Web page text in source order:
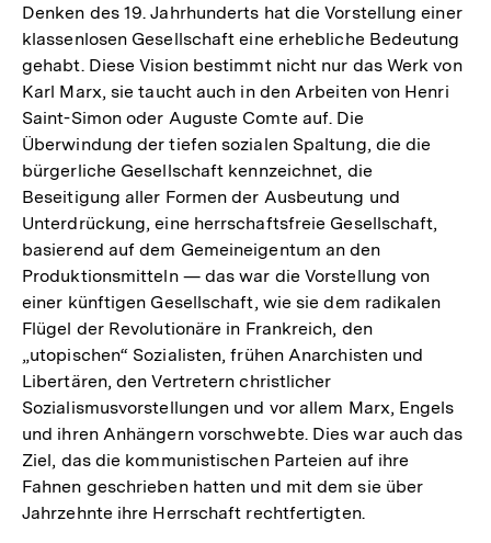
Denken des 19. Jahrhunderts hat die Vorstellung einer
klassenlosen Gesellschaft eine erhebliche Bedeutung
gehabt. Diese Vision bestimmt nicht nur das Werk von
Karl Marx, sie taucht auch in den Arbeiten von Henri
Saint-Simon oder Auguste Comte auf. Die
Überwindung der tiefen sozialen Spaltung, die die
bürgerliche Gesellschaft kennzeichnet, die
Beseitigung aller Formen der Ausbeutung und
Unterdrückung, eine herrschaftsfreie Gesellschaft,
basierend auf dem Gemeineigentum an den
Produktionsmitteln — das war die Vorstellung von
einer künftigen Gesellschaft, wie sie dem radikalen
Flügel der Revolutionäre in Frankreich, den
„utopischen“ Sozialisten, frühen Anarchisten und
Libertären, den Vertretern christlicher
Sozialismusvorstellungen und vor allem Marx, Engels
und ihren Anhängern vorschwebte. Dies war auch das
Ziel, das die kommunistischen Parteien auf ihre
Fahnen geschrieben hatten und mit dem sie über
Jahrzehnte ihre Herrschaft rechtfertigten.